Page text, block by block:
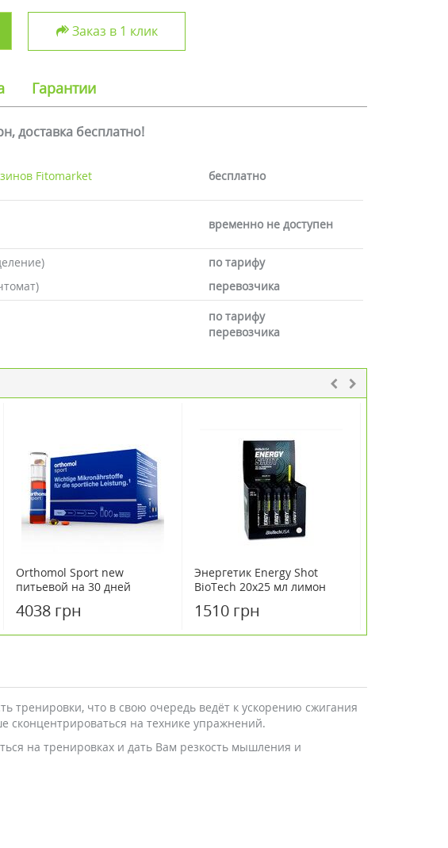
Заказ в 1 клик
Гарантии
доставка бесплатно!
Fitomarket бесплатно
временно не доступен
по тарифу
перевозчика
по тарифу
перевозчика
Orthomol Sport new
питьевой на 30 дней
спортсменов)
4038 грн
Энергетик Energy Shot
BioTech 20х25 мл лимон
1510 грн
тренировки, что в свою очередь ведёт к ускорению сжигания
на технике упражнений.
на тренировках и дать Вам резкость мышления и